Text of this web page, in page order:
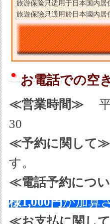
旅游保险只适用于日本国内居
旅遊保險只適用於日本國內居
お電話での空
≪営業時間≫
平
30
≪予約に関して≫
す。
≪電話予約に
様1,000円が加算
≪お支払に関し